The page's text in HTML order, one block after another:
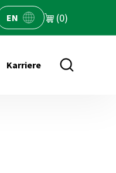
EN (0)
öffnen für
Karriere